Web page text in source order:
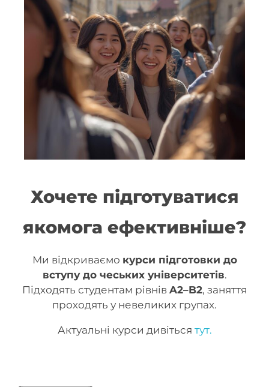
Хочете підготуватися
якомога ефективніше?
Ми відкриваємо курси підготовки до
вступу до чеських університетів.
Підходять студентам рівнів A2–B2, заняття
проходять у невеликих групах.
Актуальні курси дивіться тут.